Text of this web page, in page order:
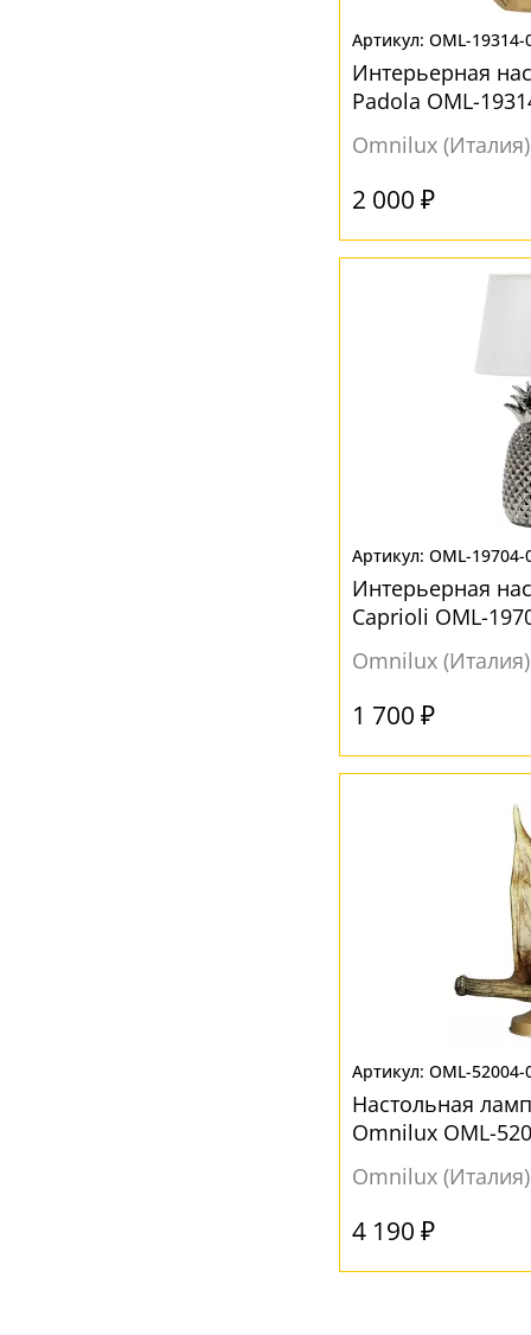
OML-19314-
Интерьерная
Padola OML-
Omnilux (Италия)
2 000 ₽
OML-19704-
Интерьерная
Caprioli OML-
Omnilux (Италия)
1 700 ₽
OML-52004-
Настольная
Omnilux OML-
пластиковая
Omnilux (Италия)
4 190 ₽